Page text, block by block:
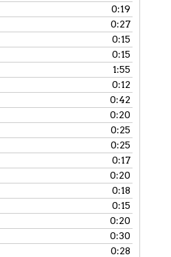
0:19
0:27
0:15
0:15
1:55
0:12
0:42
0:20
0:25
0:25
0:17
0:20
0:18
0:15
0:20
0:30
0:28